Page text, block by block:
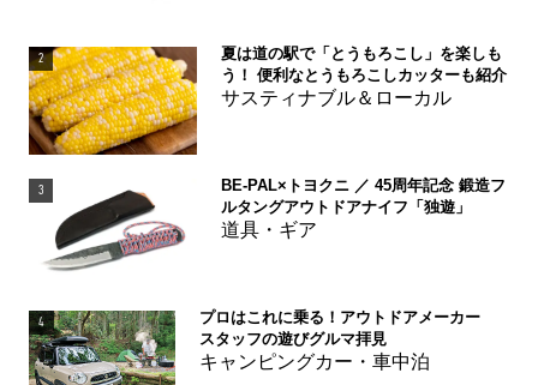
2
夏は道の駅で「とうもろこし」を楽しも
う！ 便利なとうもろこしカッターも紹介
サスティナブル＆ローカル
3
BE-PAL×トヨクニ ／ 45周年記念 鍛造フ
ルタングアウトドアナイフ「独遊」
道具・ギア
4
プロはこれに乗る！アウトドアメーカー
スタッフの遊びグルマ拝見
キャンピングカー・車中泊